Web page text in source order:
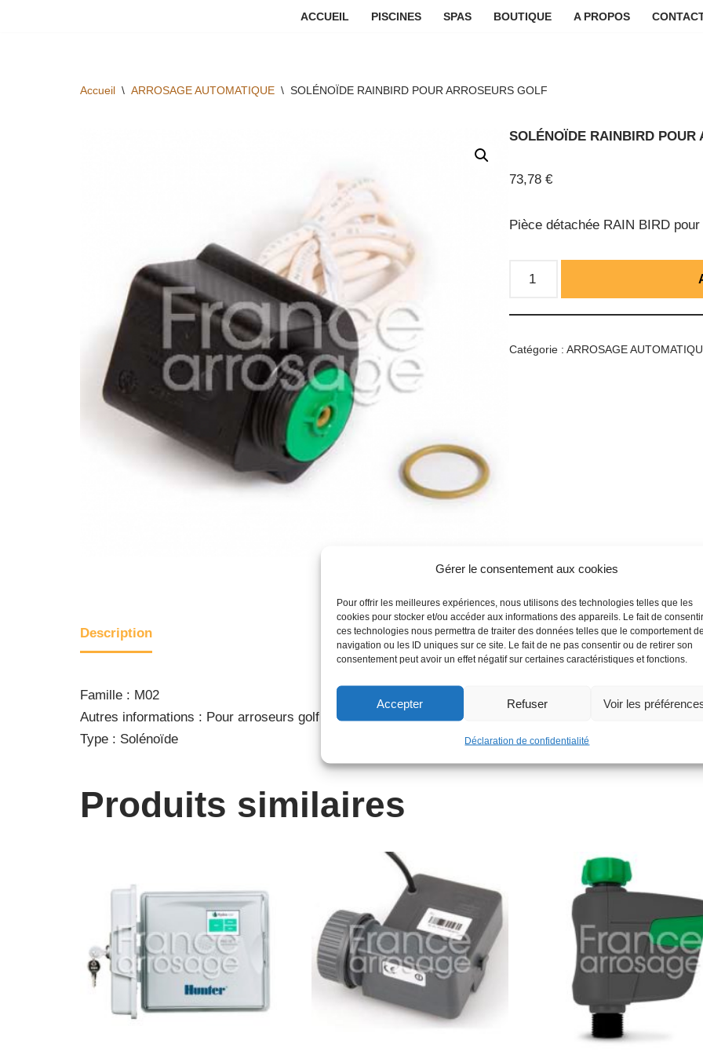
Gérer le consentement aux cookies
Pour offrir les meilleures expériences, nous utilisons des technologies telles que les
cookies pour stocker et/ou accéder aux informations des appareils. Le fait de
ces technologies nous permettra de traiter des données telles que le comportement de
navigation ou les ID uniques sur ce site. Le fait de ne pas consentir ou de retirer son
consentement peut avoir un effet négatif sur certaines caractéristiques et fonctions.
Accepter Refuser Voir les
Déclaration de confidentialité
ACCUEIL PISCINES SPAS BOUTIQUE A PROPOS
Accueil \ ARROSAGE AUTOMATIQUE \ SOLÉNOÏDE RAINBIRD POUR ARROSEURS GOLF
SOLÉNOÏDE RAINBIRD POUR
73,78€
Pièce détachée RAIN BIRD
Catégorie :ARROSAGE
Description
Famille : M02
Autres informations : Pour arroseurs golf
Type : Solénoïde
Produits similaires